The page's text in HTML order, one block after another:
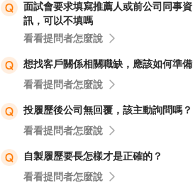
面試會要求填寫推薦人或前公司同事資
訊，可以不填嗎
看看提問者怎麼說
想找客戶關係相關職缺，應該如何準備
看看提問者怎麼說
投履歷後公司無回覆，該主動詢問嗎？
看看提問者怎麼說
自製履歷要長怎樣才是正確的？
看看提問者怎麼說